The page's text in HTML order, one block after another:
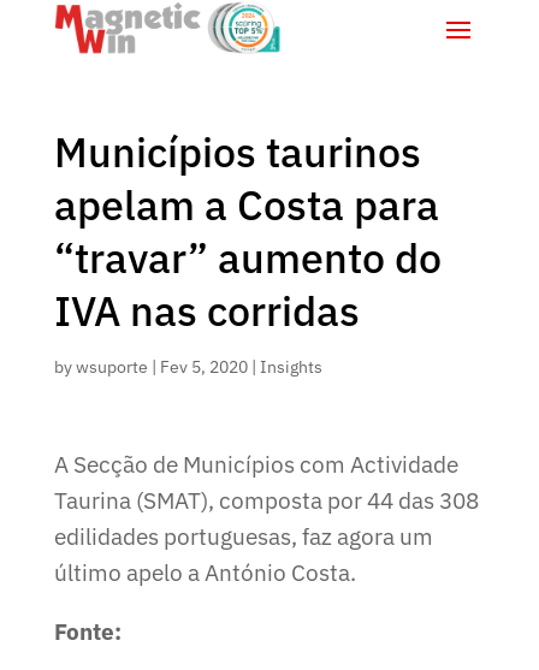
Municípios taurinos
apelam a Costa para
“travar” aumento do
IVA nas corridas
bywsuporte | Fev 5, 2020| Insights
A Secção de Municípios com Actividade
Taurina (SMAT), composta por 44 das 308
edilidades portuguesas, faz agora um
último apelo a António Costa.
Fonte: